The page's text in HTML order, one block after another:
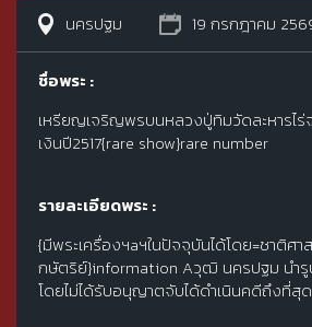
นครปฐม 19 กรกฎาคม
ชื่อพระ :
เหรียญเจริญพรบนหลวงปู่ทิมวัดละหารไร่
เงินปี2517{rare show}rare number
รายละเอียดพระ :
{มีพระเครื่องฯaฯในปัจจุบันได้โดย=ชาติศา
กษัตริย์}information Aวุฒิ นครปฐม นำรูป
โดยไม่ได้รับอนุญาตจับได้ดำเนินคดีถึงที่สุด